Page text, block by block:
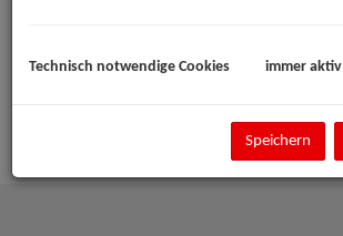
Technisch notwendige Cookies immer aktiv
Speichern